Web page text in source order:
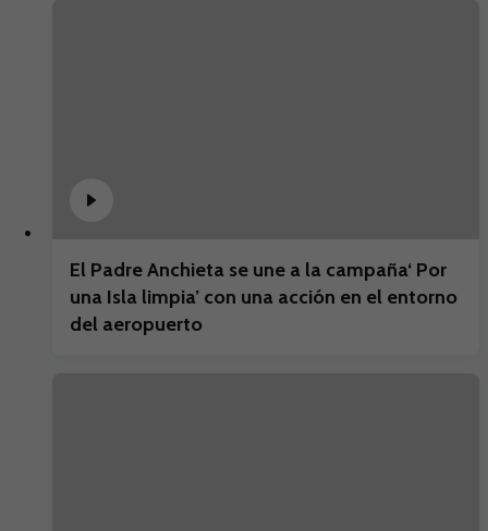
El Padre Anchieta se une a la campaña‘ Por
una Isla limpia’ con una acción en el entorno
del aeropuerto